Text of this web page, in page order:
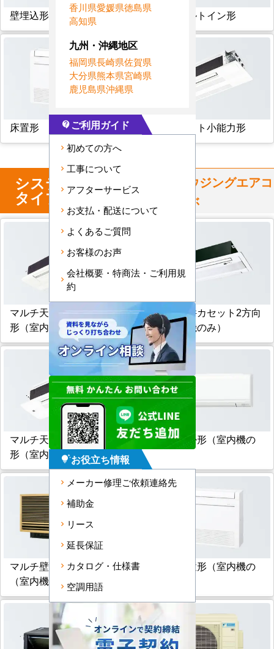
壁埋込形 フリービルトイン形
床置形 天井カセット小能力形
システムマルチ
タイプ
からハウジングエアコ
ンを選ぶ
マルチ天井カセット1方向
形（室内機のみ）
マルチ天井カセット2方向
形（室内機のみ）
マルチ天井カセット小能力
形（室内機のみ）
マルチ壁掛形（室内機の
み）
マルチ壁埋込形
（室内機のみ）
マルチ床置形（室内機の
香川県愛媛県徳島県
高知県
九州・沖縄地区
福岡県長崎県佐賀県
大分県熊本県宮崎県
鹿児島県沖縄県
contact_support ご利用ガイド
初めての方へ
工事について
アフターサービス
お支払・配送について
よくあるご質問
お客様のお声
会社概要・特商法・ご利用規
約
tips_and_updatesお役立ち情報
メーカー修理ご依頼連絡先
補助金
リース
延長保証
カタログ・仕様書
空調用語